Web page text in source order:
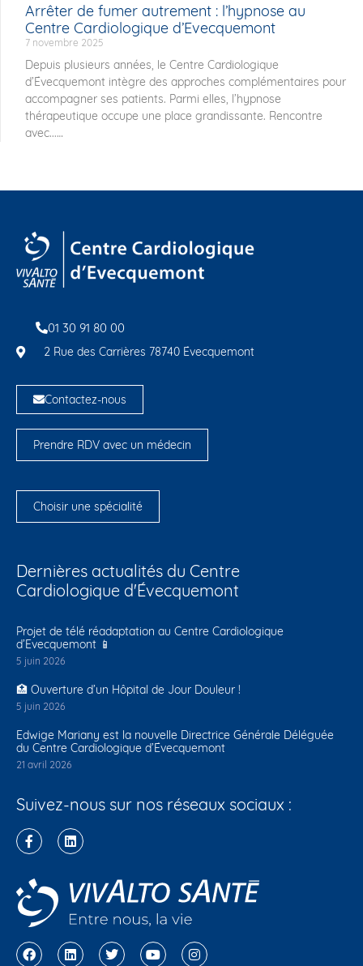
Arrêter de fumer autrement : l’hypnose au
Centre Cardiologique d’Evecquemont
7 novembre 2025
Depuis plusieurs années, le Centre Cardiologique
d’Évecquemont intègre des approches complémentaires pour
accompagner ses patients. Parmi elles, l’hypnose
thérapeutique occupe une place grandissante. Rencontre
avec...
01 30 91 80 00
2 Rue des Carrières 78740 Évecquemont
Contactez-nous
Prendre RDV avec un médecin
Choisir une spécialité
Dernières actualités du Centre
Cardiologique d'Évecquemont
Projet de télé réadaptation au Centre Cardiologique
d’Evecquemont 📱
5 juin 2026
🏥 Ouverture d’un Hôpital de Jour Douleur !
5 juin 2026
Edwige Mariany est la nouvelle Directrice Générale Déléguée
du Centre Cardiologique d’Évecquemont
21 avril 2026
Suivez-nous sur nos réseaux sociaux :